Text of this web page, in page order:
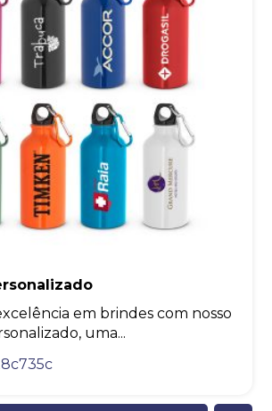
em brindes com nosso
uma...